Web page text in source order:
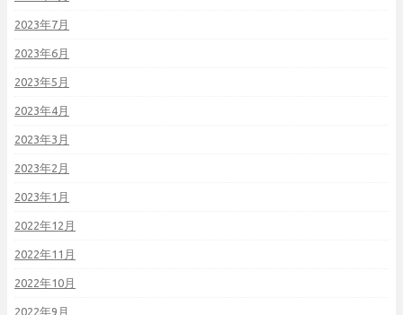
2023年7月
2023年6月
2023年5月
2023年4月
2023年3月
2023年2月
2023年1月
2022年12月
2022年11月
2022年10月
2022年9月